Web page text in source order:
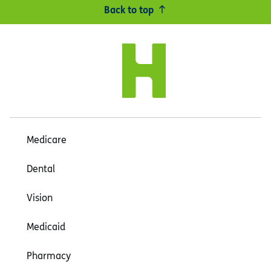
Back to top
Medicare
Dental
Vision
Medicaid
Pharmacy